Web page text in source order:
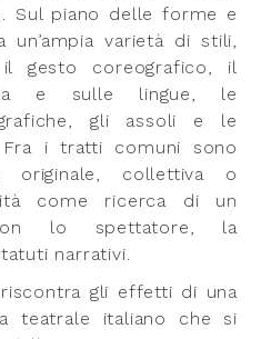
Sul piano delle forme e
un’ampia varietà di stili,
gesto coreografico, il
e sulle lingue, le
gli assoli e le
Fra i tratti comuni sono
originale, collettiva o
come ricerca di un
lo spettatore, la
narrativi.
gli effetti di una
teatrale italiano che si